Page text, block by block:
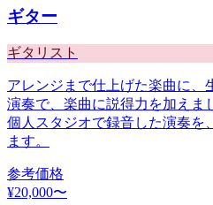
ギター
ギタリスト
アレンジまで仕上げた楽曲に、
演奏で、楽曲に説得力を加えま
個人スタジオで録音した演奏を
ます。
参考価格
¥20,000〜